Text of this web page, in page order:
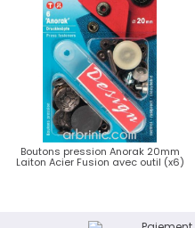
Boutons pression Anorak 20mm
Laiton Acier Fusion avec outil (x6)